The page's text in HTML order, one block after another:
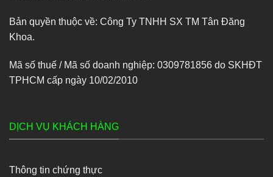
Bản quyền thuộc về: Công Ty TNHH SX TM Tân Đăng
Khoa.
Mã số thuế / Mã số doanh nghiệp: 0309781856 do SKHĐT
TPHCM cấp ngày 10/02/2010
DỊCH VỤ KHÁCH HÀNG
Thông tin chứng thực